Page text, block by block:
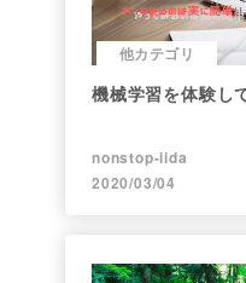
他カテゴリ
機械学習を体験し
nonstop-iida
2020/03/04